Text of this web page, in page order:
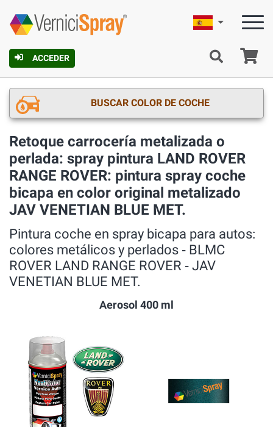
ACCEDER
Español
BUSCAR COLOR DE COCHE
Retoque carrocería metalizada o
perlada: spray pintura LAND ROVER
RANGE ROVER: pintura spray coche
bicapa en color original metalizado
JAV VENETIAN BLUE MET.
Pintura coche en spray bicapa para autos:
colores metálicos y perlados ‐ BLMC
ROVER LAND RANGE ROVER ‐ JAV
VENETIAN BLUE MET.
Aerosol 400 ml